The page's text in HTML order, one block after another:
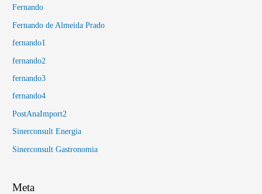
Fernando
Fernando de Almeida Prado
fernando1
fernando2
fernando3
fernando4
PostAnaImport2
Sinerconsult Energia
Sinerconsult Gastronomia
Meta